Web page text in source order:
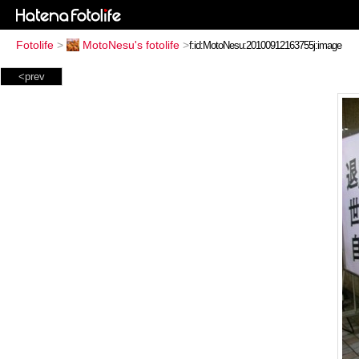
Fotolife > MotoNesu's fotolife >
<prev